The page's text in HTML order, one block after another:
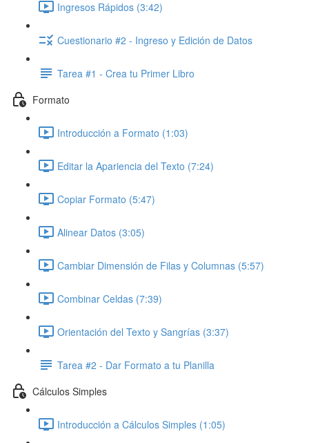
Ingresos Rápidos (3:42)
Cuestionario #2 - Ingreso y Edición de Datos
Tarea #1 - Crea tu Primer Libro
Formato
Introducción a Formato (1:03)
Editar la Apariencia del Texto (7:24)
Copiar Formato (5:47)
Alinear Datos (3:05)
Cambiar Dimensión de Filas y Columnas (5:57)
Combinar Celdas (7:39)
Orientación del Texto y Sangrías (3:37)
Tarea #2 - Dar Formato a tu Planilla
Cálculos Simples
Introducción a Cálculos Simples (1:05)